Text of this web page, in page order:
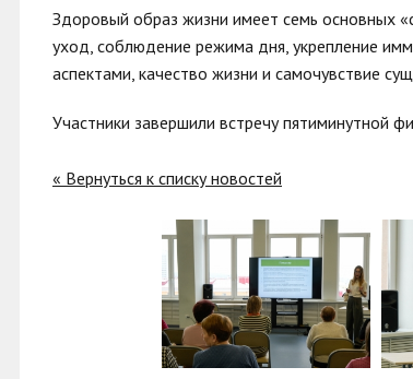
Здоровый образ жизни имеет семь основных
уход, соблюдение режима дня, укрепление
аспектами, качество жизни и самочувствие
Участники завершили встречу пятиминутной
« Вернуться к списку новостей